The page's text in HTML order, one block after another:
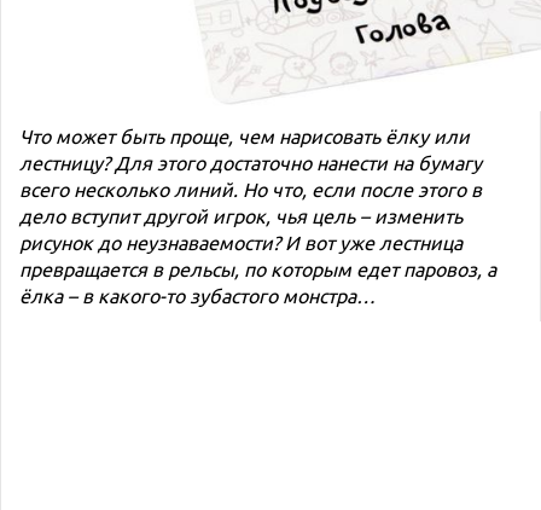
Что может быть проще, чем нарисовать ёлку или
лестницу? Для этого достаточно нанести на бумагу
всего несколько линий. Но что, если после этого в
дело вступит другой игрок, чья цель – изменить
рисунок до неузнаваемости? И вот уже лестница
превращается в рельсы, по которым едет паровоз, а
ёлка – в какого-то зубастого монстра…